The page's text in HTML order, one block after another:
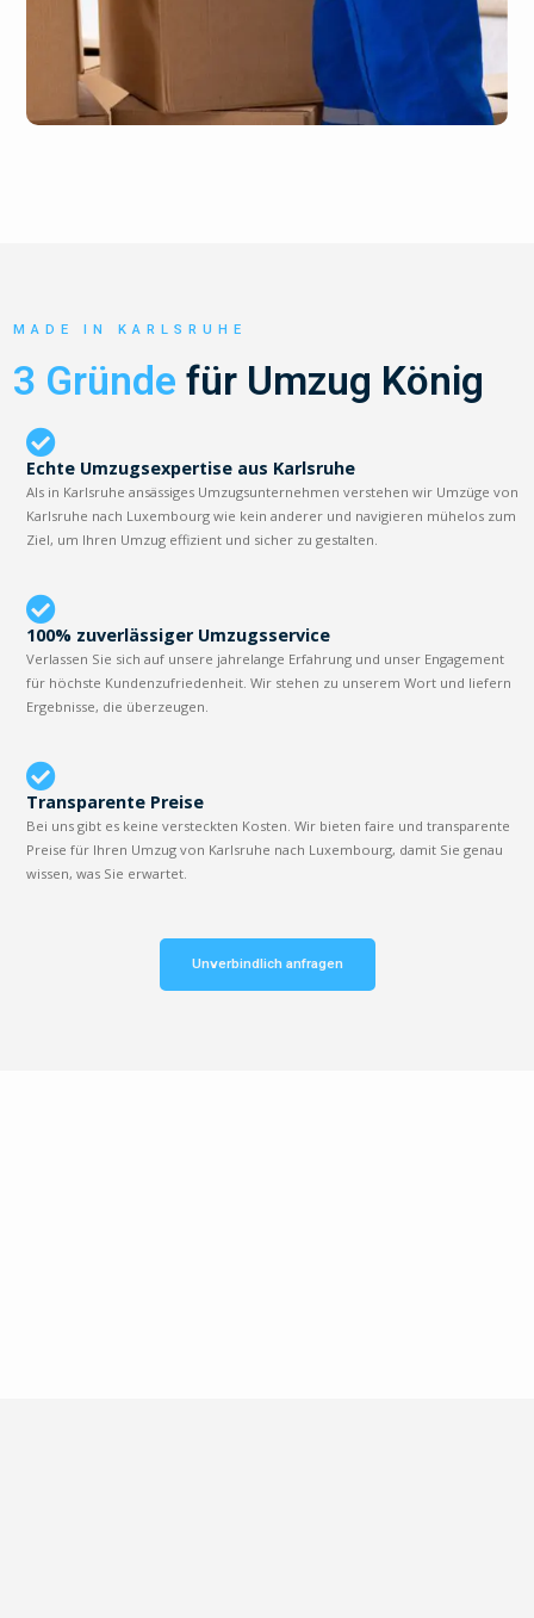
MADE IN KARLSRUHE
3 Gründe für Umzug König
Echte Umzugsexpertise aus Karlsruhe
Als in Karlsruhe ansässiges Umzugsunternehmen verstehen wir Umzüge von
Karlsruhe nach Luxembourg wie kein anderer und navigieren mühelos zum
Ziel, um Ihren Umzug effizient und sicher zu gestalten.
100% zuverlässiger Umzugsservice
Verlassen Sie sich auf unsere jahrelange Erfahrung und unser Engagement
für höchste Kundenzufriedenheit. Wir stehen zu unserem Wort und liefern
Ergebnisse, die überzeugen.
Transparente Preise
Bei uns gibt es keine versteckten Kosten. Wir bieten faire und transparente
Preise für Ihren Umzug von Karlsruhe nach Luxembourg, damit Sie genau
wissen, was Sie erwartet.
Unverbindlich anfragen